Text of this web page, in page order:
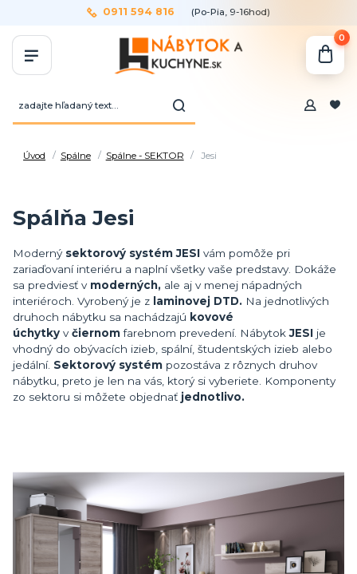
0911 594 816 (Po-Pia, 9-16hod)
0
Úvod Spálne Spálne - SEKTOR Jesi
Spálňa Jesi
Moderný sektorový systém JESI vám pomôže pri
zariaďovaní interiéru a naplní všetky vaše predstavy. Dokáže
sa predviesť v moderných, ale aj v menej nápadných
interiéroch. Vyrobený je z laminovej DTD. Na jednotlivých
druhoch nábytku sa nachádzajú kovové
úchytky v čiernomfarebnom prevedení. NábytokJESI je
vhodný do obývacích izieb, spální, študentských izieb alebo
jedální. Sektorový systém pozostáva z rôznych druhov
nábytku, preto je len na vás, ktorý si vyberiete. Komponenty
zo sektoru si môžete objednať jednotlivo.